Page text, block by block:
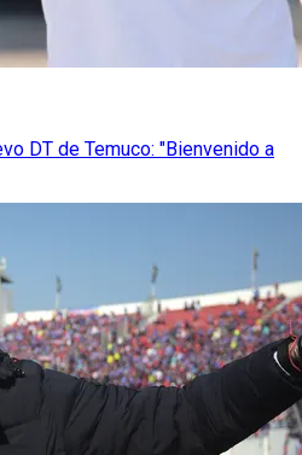
DT de Temuco: "Bienvenido a